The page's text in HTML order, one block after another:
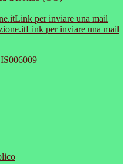
Link per inviare una mail
Link per inviare una mail